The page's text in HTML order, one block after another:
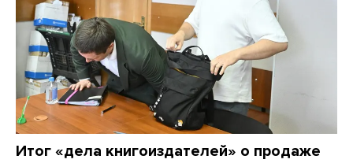
Итог «дела книгоиздателей» о продаже